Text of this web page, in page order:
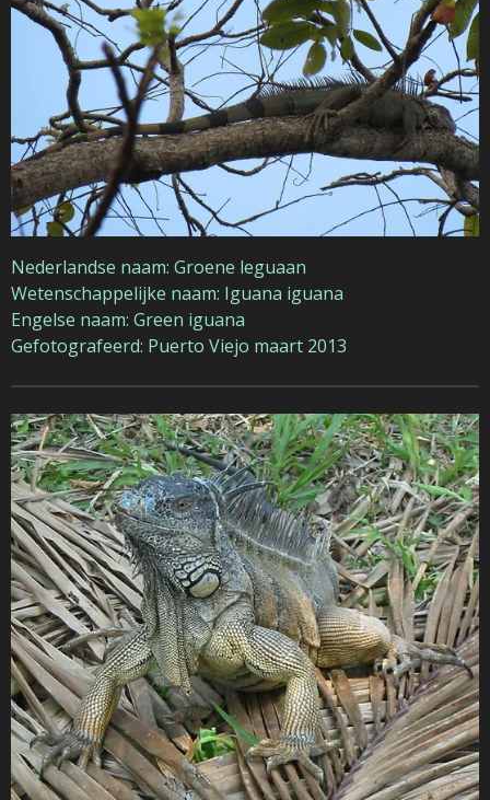
Nederlandse naam: Groene leguaan
Wetenschappelijke naam: Iguana iguana
Engelse naam: Green iguana
Gefotografeerd: Puerto Viejo maart 2013